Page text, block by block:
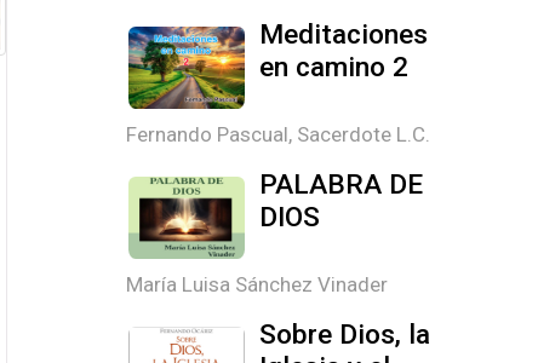
Meditaciones
en camino 2
Fernando Pascual, Sacerdote L.C.
PALABRA DE
DIOS
María Luisa Sánchez Vinader
Sobre Dios, la